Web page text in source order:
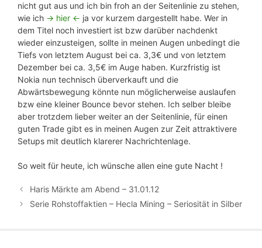
nicht gut aus und ich bin froh an der Seitenlinie zu stehen,
wie ich -> hier <- ja vor kurzem dargestellt habe. Wer in
dem Titel noch investiert ist bzw darüber nachdenkt
wieder einzusteigen, sollte in meinen Augen unbedingt die
Tiefs von letztem August bei ca. 3,3€ und von letztem
Dezember bei ca. 3,5€ im Auge haben. Kurzfristig ist
Nokia nun technisch überverkauft und die
Abwärtsbewegung könnte nun möglicherweise auslaufen
bzw eine kleiner Bounce bevor stehen. Ich selber bleibe
aber trotzdem lieber weiter an der Seitenlinie, für einen
guten Trade gibt es in meinen Augen zur Zeit attraktivere
Setups mit deutlich klarerer Nachrichtenlage.
So weit für heute, ich wünsche allen eine gute Nacht !
Haris Märkte am Abend – 31.01.12
Serie Rohstoffaktien – Hecla Mining – Seriosität in Silber